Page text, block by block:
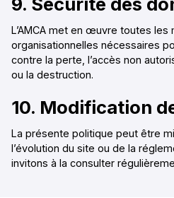
L’AMCA met en œuvre toutes
organisationnelles nécessaires
contre la perte, l’accès non
ou la destruction.
10. Modification
La présente politique peut être
l’évolution du site ou de la
invitons à la consulter